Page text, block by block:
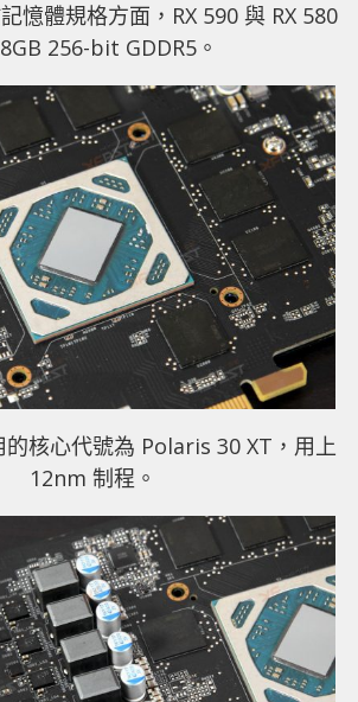
憶體規格方面，RX 590 與 RX 580
256-bit GDDR5。
的核心代號為 Polaris 30 XT，用上
12nm 制程。